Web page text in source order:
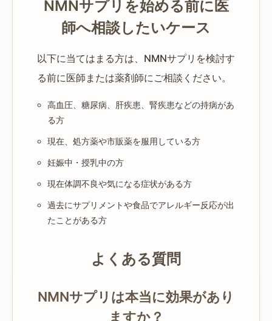
NMNサプリを始める前に医
師へ相談したいケース
以下に当てはまる方は、NMNサプリを検討す
る前に医師または薬剤師にご相談ください。
高血圧、糖尿病、肝疾患、腎疾患などの持病があ
る方
現在、処方薬や市販薬を服用している方
妊娠中・授乳中の方
現在体調不良や気になる症状がある方
過去にサプリメントや食品でアレルギー反応が出
たことがある方
よくある質問
NMNサプリは本当に効果があり
ますか？